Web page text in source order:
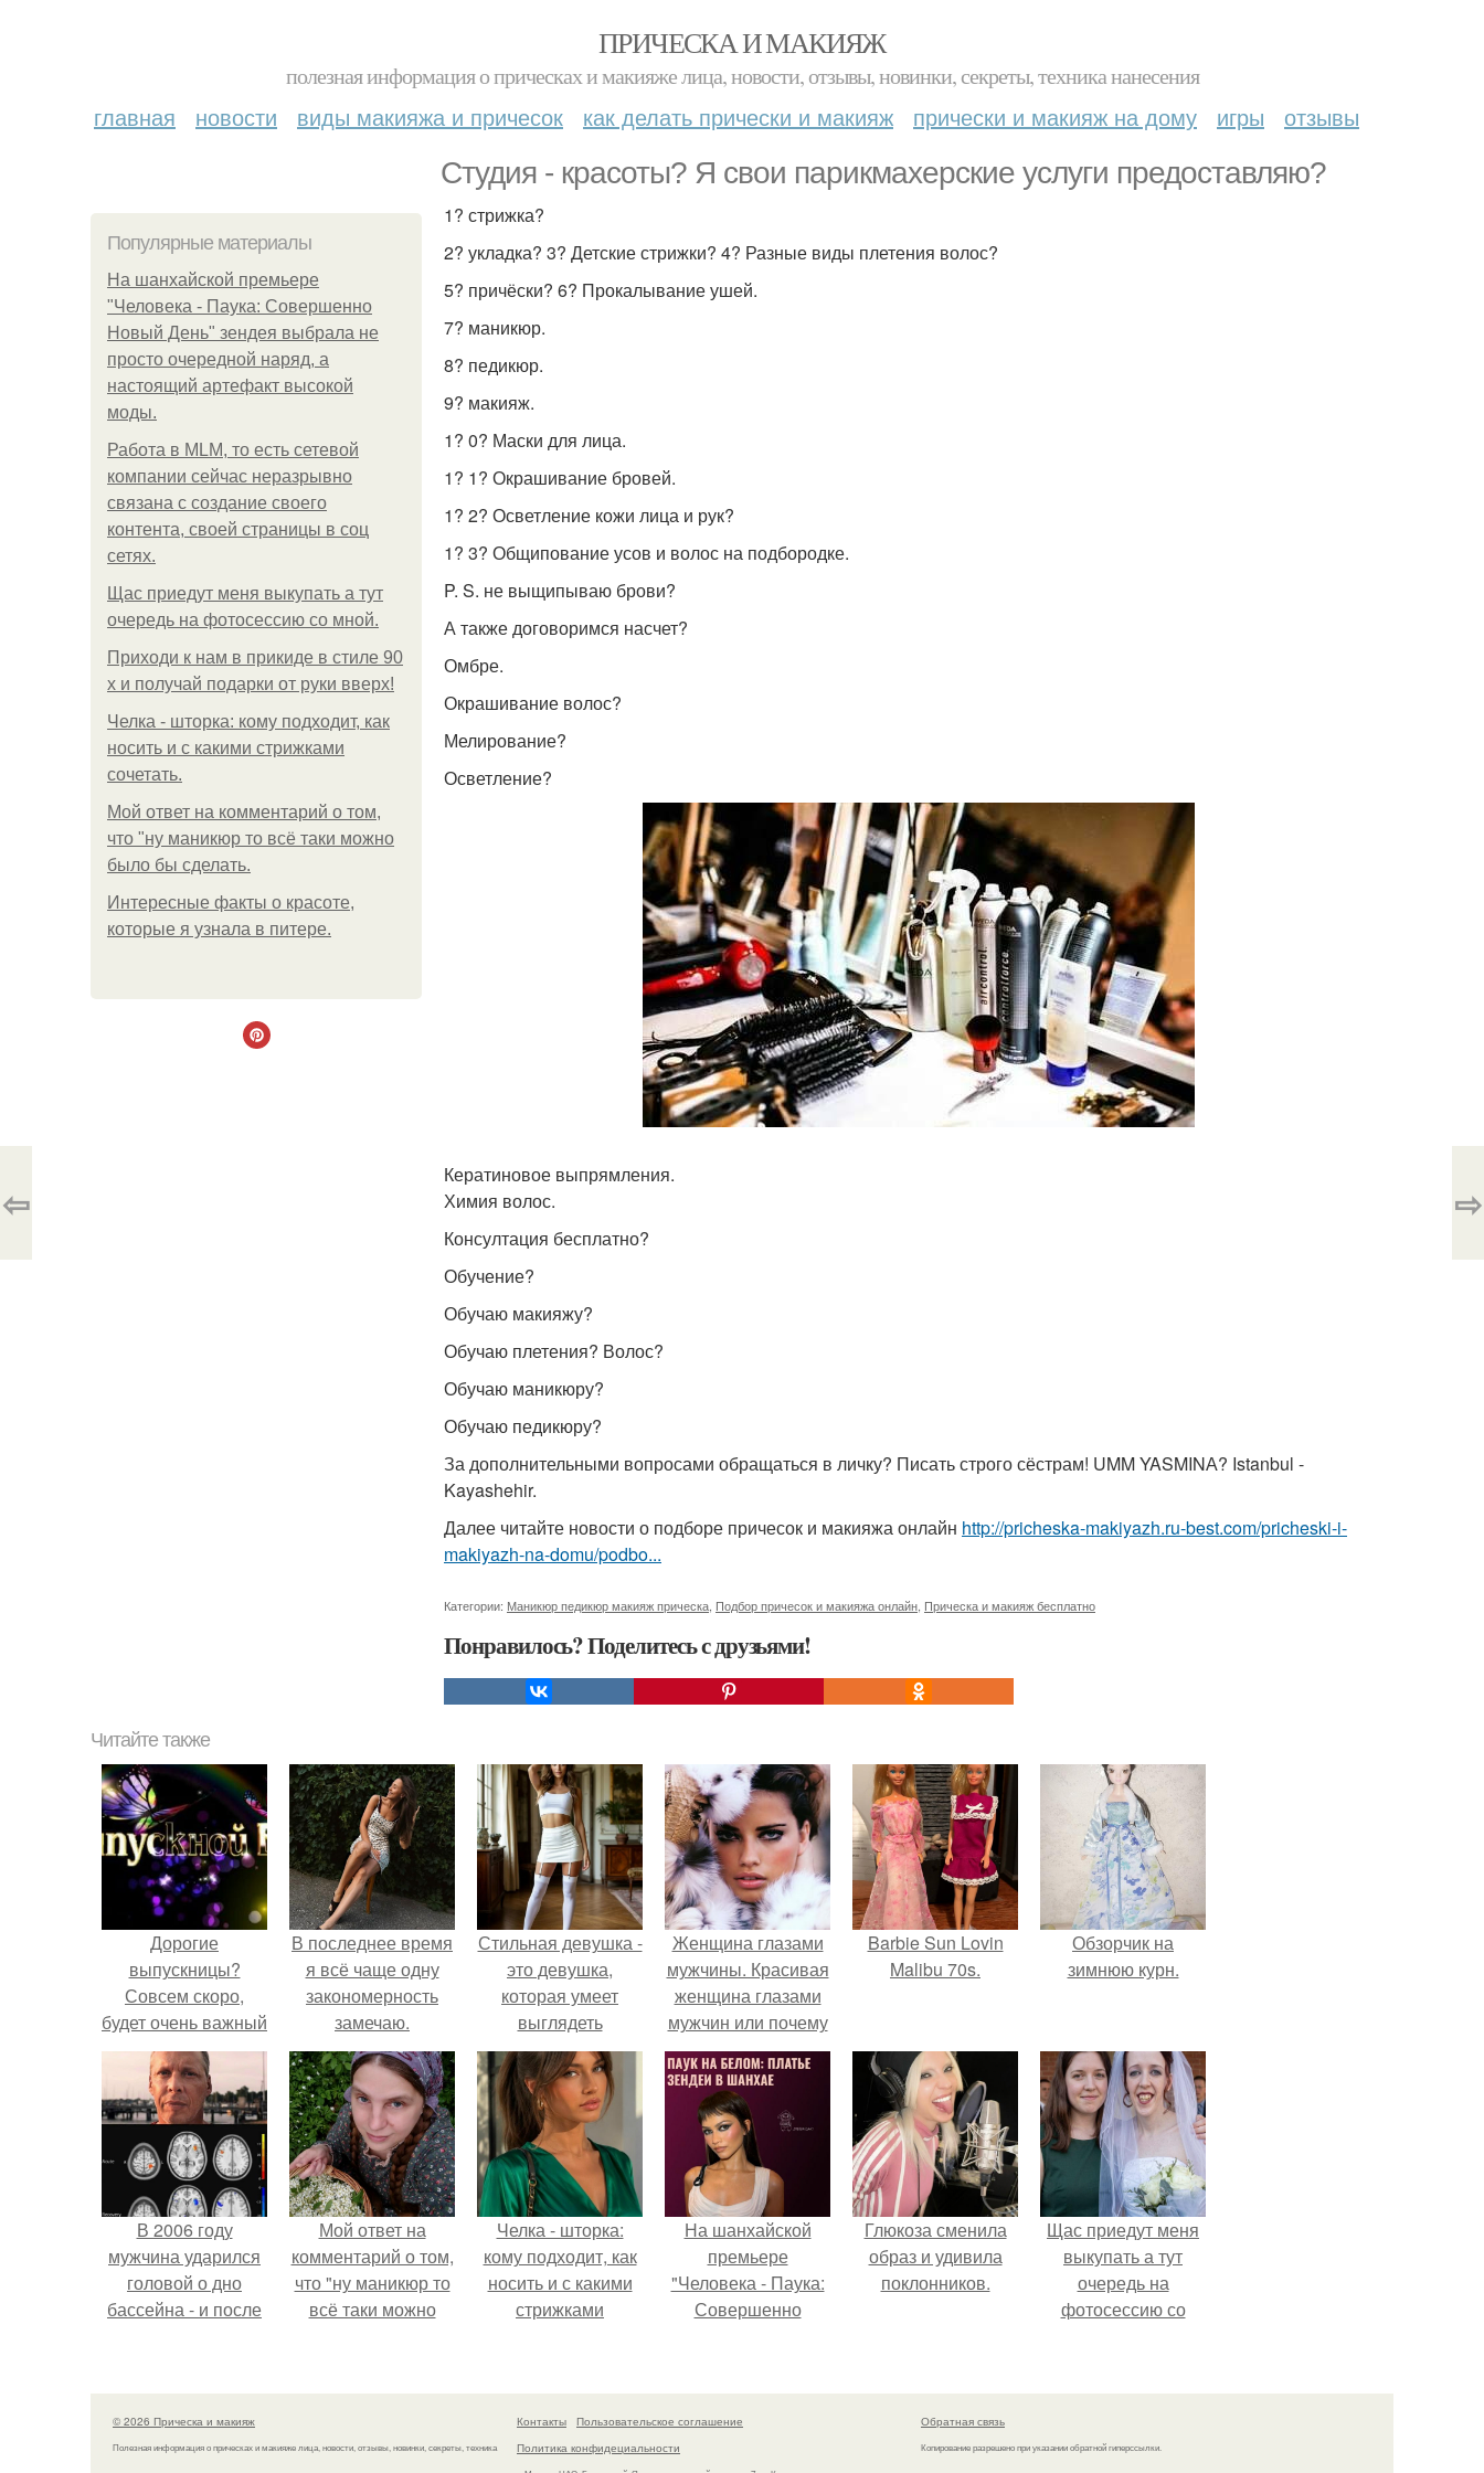
ПРИЧЕСКА И МАКИЯЖ
полезная информация о прическах и макияже лица, новости, отзывы, новинки, секреты, техника нанесения
главная новости виды макияжа и причесок как делать прически и макияж прически и макияж на дому игры отзывы
Студия - красоты? Я свои парикмахерские услуги предоставляю?
Популярные материалы
На шанхайской премьере
"Человека - Паука: Совершенно
Новый День" зендея выбрала не
просто очередной наряд, а
настоящий артефакт высокой
моды.
Работа в MLM, то есть сетевой
компании сейчас неразрывно
связана с создание своего
контента, своей страницы в соц
сетях.
Щас приедут меня выкупать а тут
очередь на фотосессию со мной.
Приходи к нам в прикиде в стиле 90
х и получай подарки от руки вверх!
Челка - шторка: кому подходит, как
носить и с какими стрижками
сочетать.
Мой ответ на комментарий о том,
что "ну маникюр то всё таки можно
было бы сделать.
Интересные факты о красоте,
которые я узнала в питере.
1? стрижка?
2? укладка? 3? Детские стрижки? 4? Разные виды плетения волос?
5? причёски? 6? Прокалывание ушей.
7? маникюр.
8? педикюр.
9? макияж.
1? 0? Маски для лица.
1? 1? Окрашивание бровей.
1? 2? Осветление кожи лица и рук?
1? 3? Общипование усов и волос на подбородке.
P. S. не выщипываю брови?
А также договоримся насчет?
Омбре.
Окрашивание волос?
Мелирование?
Осветление?
Кератиновое выпрямления.
Химия волос.
Консултация бесплатно?
Обучение?
Обучаю макияжу?
Обучаю плетения? Волос?
Обучаю маникюру?
Обучаю педикюру?
За дополнительными вопросами обращаться в личку? Писать строго сёстрам! UMM YASMINА? Istanbul -
Kayashehir.
Далее читайте новости о подборе причесок и макияжа онлайн http://pricheska-makiyazh.ru-best.com/pricheski-i-
makiyazh-na-domu/podbo...
Категории: Маникюр педикюр макияж прическа Подбор причесок и макияжа онлайн Прическа и макияж бесплатно
Понравилось? Поделитесь с друзьями!
⇦ ⇨
Читайте также
Дорогие
выпускницы?
Совсем скоро,
будет очень важный
для вас день?
В последнее время
я всё чаще одну
закономерность
замечаю.
Стильная девушка -
это девушка,
которая умеет
выглядеть
привлекательно и
элегантно в любои
ситуации.
Женщина глазами
мужчины. Красивая
женщина глазами
мужчин или почему
так важно
заниматься собой.
Barbie Sun Lovin
Malibu 70s.
Обзорчик на
зимнюю курн.
В 2006 году
мужчина ударился
головой о дно
бассейна - и после
странным образом.
Мой ответ на
комментарий о том,
что "ну маникюр то
всё таки можно
Челка - шторка:
кому подходит, как
носить и с какими
стрижками
На шанхайской
премьере
"Человека - Паука:
Совершенно
просто очередной
наряд, а настоящий
артефакт высокой
Глюкоза сменила
образ и удивила
поклонников.
Щас приедут меня
выкупать а тут
очередь на
фотосессию со
© 2026 Прическа и макияж
Полезная информация о прическах и макияже лица, новости, отзывы, новинки, секреты, техника
Контакты
Пользовательское соглашение
Политика конфидециальности
Обратная связь
Копирование разрешено при указании обратной гиперссылки.